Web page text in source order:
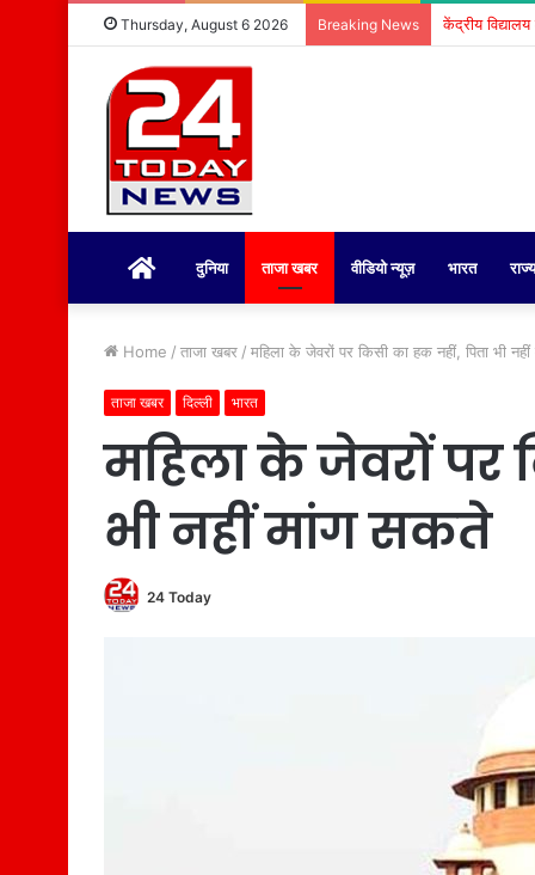
Thursday, August 6 2026 Breaking News
होम दुनिया ताजा खबर वीडियो न्यूज़ भारत राज्य
Home / ताजा खबर / महिला के जेवरों पर किसी का हक नहीं, पिता भी
ताजा खबर दिल्ली भारत
महिला के जेवरों पर
भी नहीं मांग सकते
24 Today